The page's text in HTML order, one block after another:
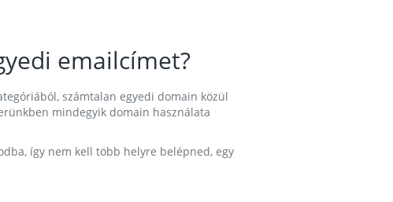
emailcímet?
számtalan egyedi domain közül
mindegyik domain használata
így nem kell több helyre belépned, egy